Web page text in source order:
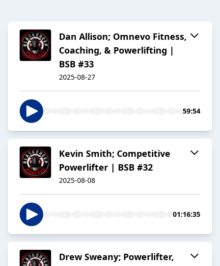
Dan Allison; Omnevo Fitness,
Coaching, & Powerlifting |
BSB #33
2025-08-27
59:54
Kevin Smith; Competitive
Powerlifter | BSB #32
2025-08-08
01:16:35
Drew Sweany; Powerlifter,